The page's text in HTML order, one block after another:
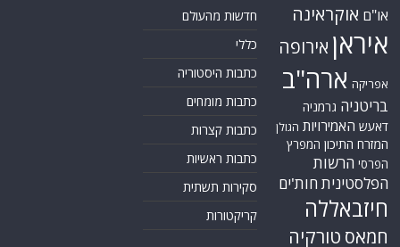
או"ם אוקראינה
איראן אירופה
אפריקה ארה"ב
בריטניה גרמניה
דאעש האמירויות הגולן
המזרח התיכון המפרץ
הפרסי הרשות
הפלסטיניתחות'ים
חיזבאללה
חמאס טורקיה
חדשות מהעולם
כללי
כתבות היסטוריה
כתבות מומחים
כתבות קצרות
כתבות ראשיות
סקירות תשתית
קריקטורות